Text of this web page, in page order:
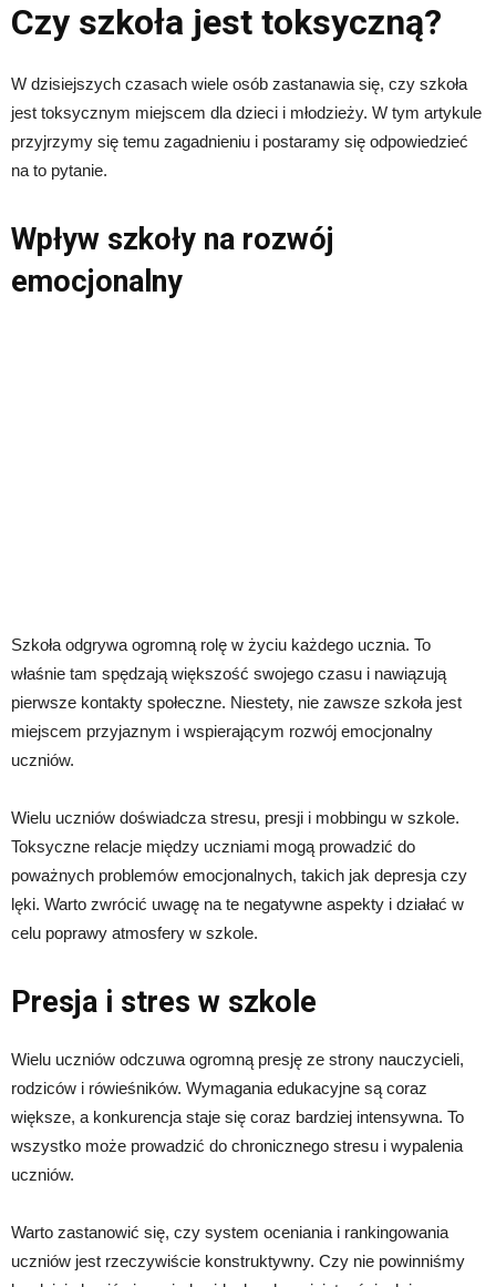
Czy szkoła jest toksyczną?
W dzisiejszych czasach wiele osób zastanawia się, czy szkoła
jest toksycznym miejscem dla dzieci i młodzieży. W tym artykule
przyjrzymy się temu zagadnieniu i postaramy się odpowiedzieć
na to pytanie.
Wpływ szkoły na rozwój
emocjonalny
Szkoła odgrywa ogromną rolę w życiu każdego ucznia. To
właśnie tam spędzają większość swojego czasu i nawiązują
pierwsze kontakty społeczne. Niestety, nie zawsze szkoła jest
miejscem przyjaznym i wspierającym rozwój emocjonalny
uczniów.
Wielu uczniów doświadcza stresu, presji i mobbingu w szkole.
Toksyczne relacje między uczniami mogą prowadzić do
poważnych problemów emocjonalnych, takich jak depresja czy
lęki. Warto zwrócić uwagę na te negatywne aspekty i działać w
celu poprawy atmosfery w szkole.
Presja i stres w szkole
Wielu uczniów odczuwa ogromną presję ze strony nauczycieli,
rodziców i rówieśników. Wymagania edukacyjne są coraz
większe, a konkurencja staje się coraz bardziej intensywna. To
wszystko może prowadzić do chronicznego stresu i wypalenia
uczniów.
Warto zastanowić się, czy system oceniania i rankingowania
uczniów jest rzeczywiście konstruktywny. Czy nie powinniśmy